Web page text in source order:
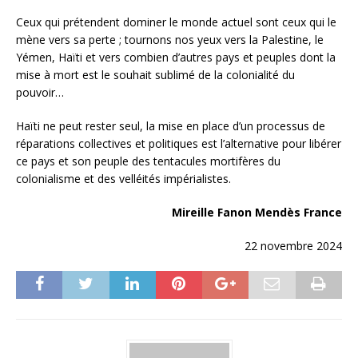
Ceux qui prétendent dominer le monde actuel sont ceux qui le
mène vers sa perte ; tournons nos yeux vers la Palestine, le
Yémen, Haïti et vers combien d’autres pays et peuples dont la
mise à mort est le souhait sublimé de la colonialité du
pouvoir…
Haïti ne peut rester seul, la mise en place d’un processus de
réparations collectives et politiques est l’alternative pour libérer
ce pays et son peuple des tentacules mortifères du
colonialisme et des velléités impérialistes.
Mireille Fanon Mendès France
22 novembre 2024